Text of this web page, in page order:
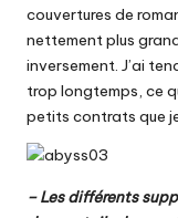
couvertures de
nettement plus
inversement. J’ai
trop longtemps, ce
petits contrats que
– Les différents